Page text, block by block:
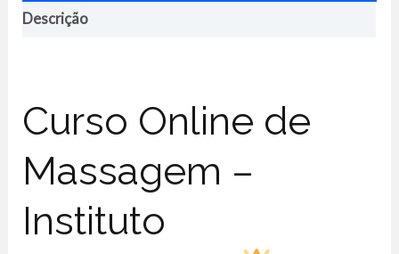
Descrição
Curso Online de
Massagem –
Instituto